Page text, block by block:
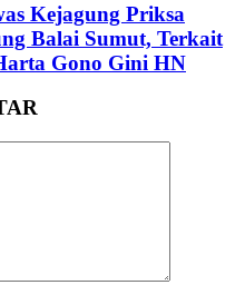
Kejagung Priksa
Balai Sumut, Terkait
Gono Gini HN